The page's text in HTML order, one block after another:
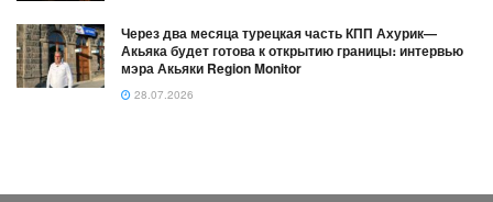
Через два месяца турецкая часть КПП Ахурик—
Акьяка будет готова к открытию границы։ интервью
мэра Акьяки Region Monitor
28.07.2026